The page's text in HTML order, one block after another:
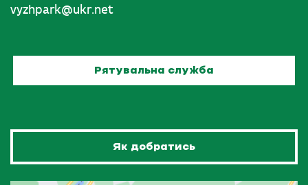
vyzhpark@ukr.net
Рятувальна служба
Як добратись